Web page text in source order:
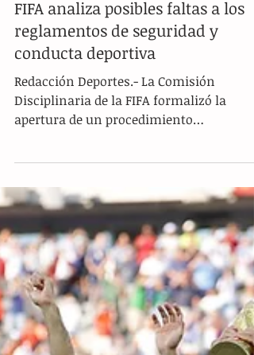
La Comisión Disciplinaria de la
FIFA analiza posibles faltas a los
reglamentos de seguridad y
conducta deportiva
Redacción Deportes.- La Comisión
del Fútbol Argentino (AFA), así como de
futbolistas de las selecciones de
y España, debido a los altercados
registrados al concluir la final del
Mundial 2026 en el estadio MetLife de
Nueva Jersey. Tras la revisión de los
reportes presentados por el instructor de
ética designado, el organismo rector del
balompié resolvió indagar p